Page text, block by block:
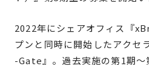
2022年にシェアオフィス『
プンと同時に開始したアクセ
-Gate』。過去実施の第1期〜